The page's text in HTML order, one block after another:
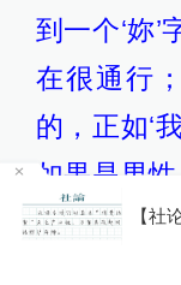
到一个‘妳
在很通行
的，正如‘
如果是男
样，同样
你有权